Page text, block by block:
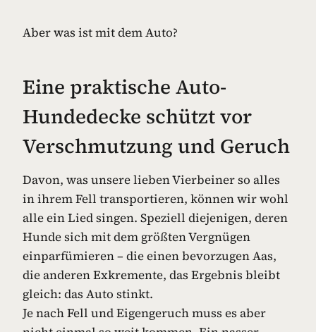
Aber was ist mit dem Auto?
Eine praktische Auto-
Hundedecke schützt vor
Verschmutzung und Geruch
Davon, was unsere lieben Vierbeiner so alles
in ihrem Fell transportieren, können wir wohl
alle ein Lied singen. Speziell diejenigen, deren
Hunde sich mit dem größten Vergnügen
einparfümieren – die einen bevorzugen Aas,
die anderen Exkremente, das Ergebnis bleibt
gleich: das Auto stinkt.
Je nach Fell und Eigengeruch muss es aber